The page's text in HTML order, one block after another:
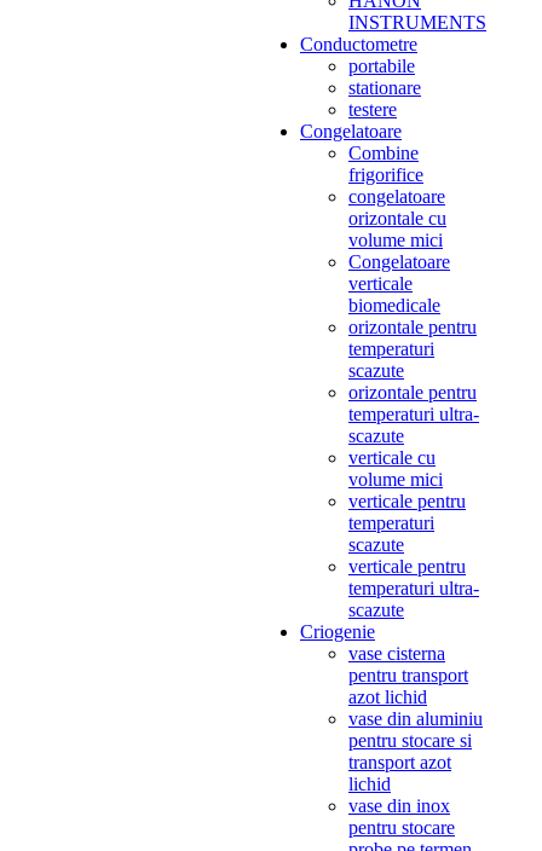
INSTRUMENTS
Conductometre
portabile
stationare
testere
Congelatoare
Combine
frigorifice
congelatoare
orizontale cu
volume mici
Congelatoare
verticale
biomedicale
orizontale pentru
temperaturi
scazute
orizontale pentru
temperaturi ultra-
scazute
verticale cu
volume mici
verticale pentru
temperaturi
scazute
verticale pentru
temperaturi ultra-
scazute
Criogenie
vase cisterna
pentru transport
azot lichid
vase din aluminiu
pentru stocare si
transport azot
lichid
vase din inox
pentru stocare